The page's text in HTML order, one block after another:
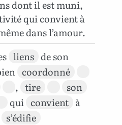
dont il est muni,
qui convient à
dans l’amour.
liens de son
coordonné
, tire
son
qui convient à
s’édifie